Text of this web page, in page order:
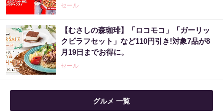
セール
【むさしの森珈琲】「ロコモコ」「ガーリッ
クピラフセット」など110円引き!対象7品が8
月19日までお得に。
セール
グルメ 一覧